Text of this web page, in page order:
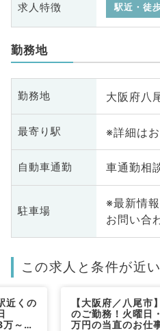
求人特徴 駅近・徒
勤務地
勤務地 大阪府八
最寄り駅 ※詳細は
自動車通勤 車通勤相
駐車場
※最新情
お問い合
この求人と条件が近
近くの
～10
【大阪府／八尾市
のご勤務！火曜日
万円の当直のお仕